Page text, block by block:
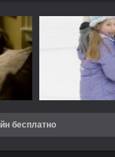
бесплатно